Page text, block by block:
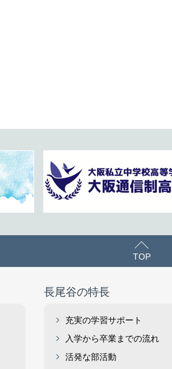
TOP
長尾谷の特長
充実の学習サポート
入学から卒業までの流れ
活発な部活動